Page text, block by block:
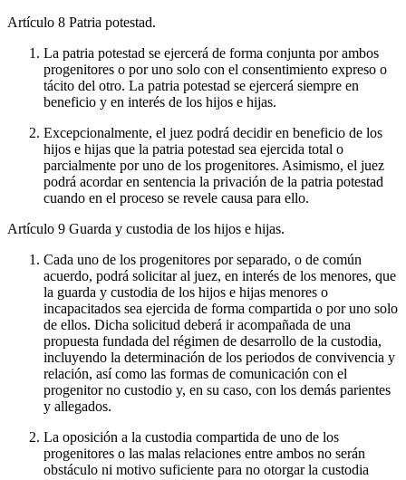
Artículo 8 Patria potestad.
La patria potestad se ejercerá de forma conjunta por ambos
progenitores o por uno solo con el consentimiento expreso o
tácito del otro. La patria potestad se ejercerá siempre en
beneficio y en interés de los hijos e hijas.
Excepcionalmente, el juez podrá decidir en beneficio de los
hijos e hijas que la patria potestad sea ejercida total o
parcialmente por uno de los progenitores. Asimismo, el juez
podrá acordar en sentencia la privación de la patria potestad
cuando en el proceso se revele causa para ello.
Artículo 9 Guarda y custodia de los hijos e hijas.
Cada uno de los progenitores por separado, o de común
acuerdo, podrá solicitar al juez, en interés de los menores, que
la guarda y custodia de los hijos e hijas menores o
incapacitados sea ejercida de forma compartida o por uno solo
de ellos. Dicha solicitud deberá ir acompañada de una
propuesta fundada del régimen de desarrollo de la custodia,
incluyendo la determinación de los periodos de convivencia y
relación, así como las formas de comunicación con el
progenitor no custodio y, en su caso, con los demás parientes
y allegados.
La oposición a la custodia compartida de uno de los
progenitores o las malas relaciones entre ambos no serán
obstáculo ni motivo suficiente para no otorgar la custodia